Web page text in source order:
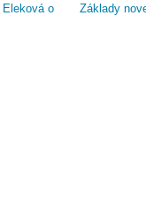
o
Základy